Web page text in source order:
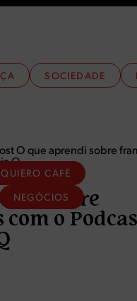
SOCIEDADE
CAFÉ
NEGÓCIOSsobre
o